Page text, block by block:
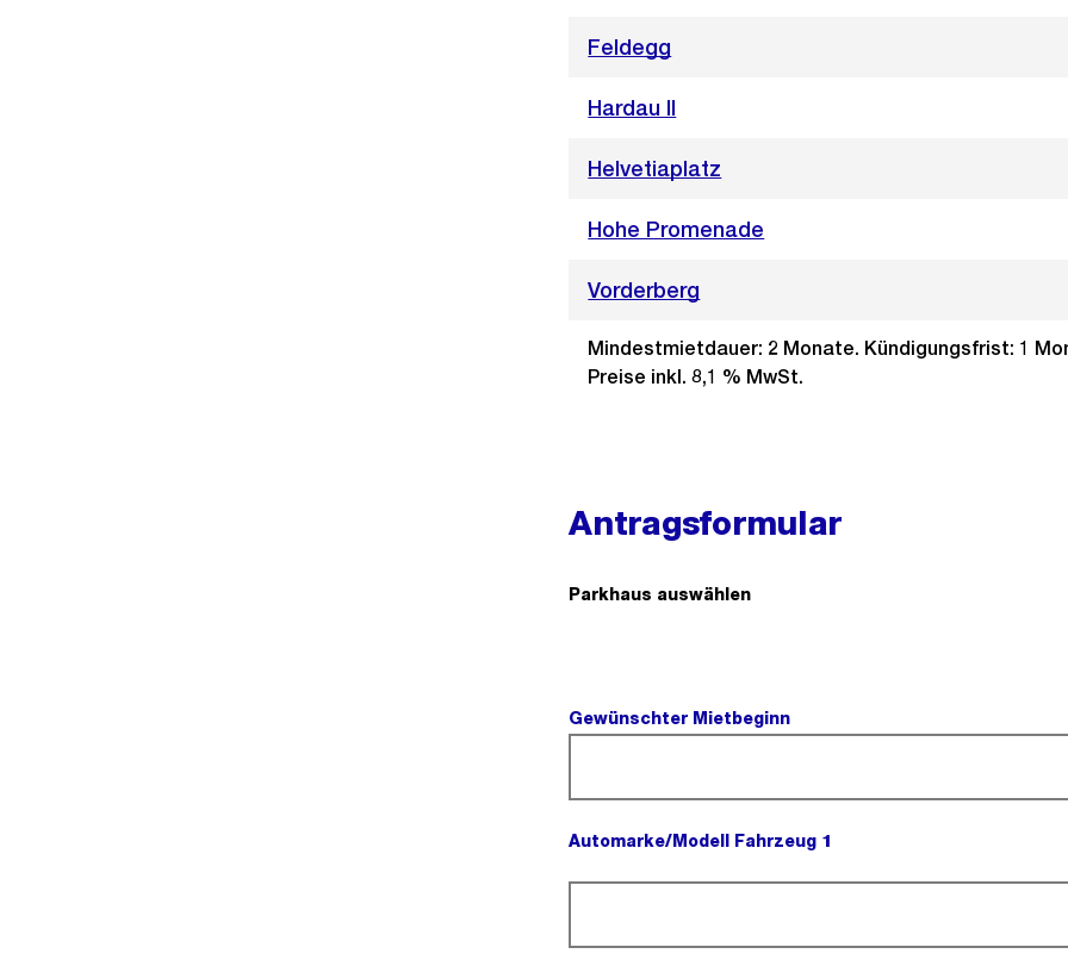
Feldegg
Hardau II
Helvetiaplatz
Hohe Promenade
Vorderberg
Mindestmietdauer: 2 Monate. Kündigungsfrist: 1
Preise inkl. 8,1 % MwSt.
Antragsformular
Parkhaus auswählen
Gewünschter Mietbeginn
Automarke/Modell Fahrzeug 1